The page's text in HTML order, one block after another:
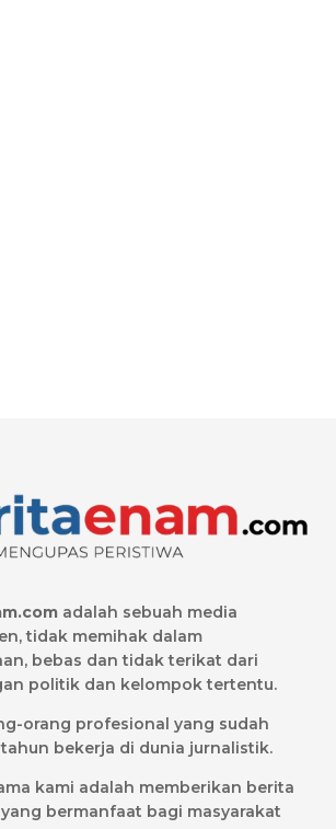
adalah sebuah media
tidak memihak dalam
bebas dan tidak terikat dari
politik dan kelompok tertentu.
orang profesional yang sudah
bekerja di dunia jurnalistik.
kami adalah memberikan berita
bermanfaat bagi masyarakat